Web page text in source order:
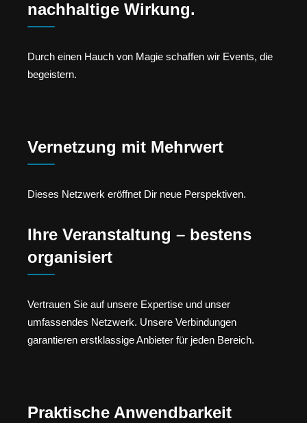
nachhaltige Wirkung.
Durch einen Hauch von Magie schaffen wir Events, die
begeistern.
Vernetzung mit Mehrwert
Dieses Netzwerk eröffnet Dir neue Perspektiven.
Ihre Veranstaltung – bestens
organisiert
Vertrauen Sie auf unsere Expertise und unser
umfassendes Netzwerk. Unsere Verbindungen
garantieren erstklassige Anbieter für jeden Bereich.
Praktische Anwendbarkeit